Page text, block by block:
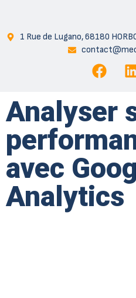
1 Rue de Lugano, 68180
Analyser
avec
Analytics